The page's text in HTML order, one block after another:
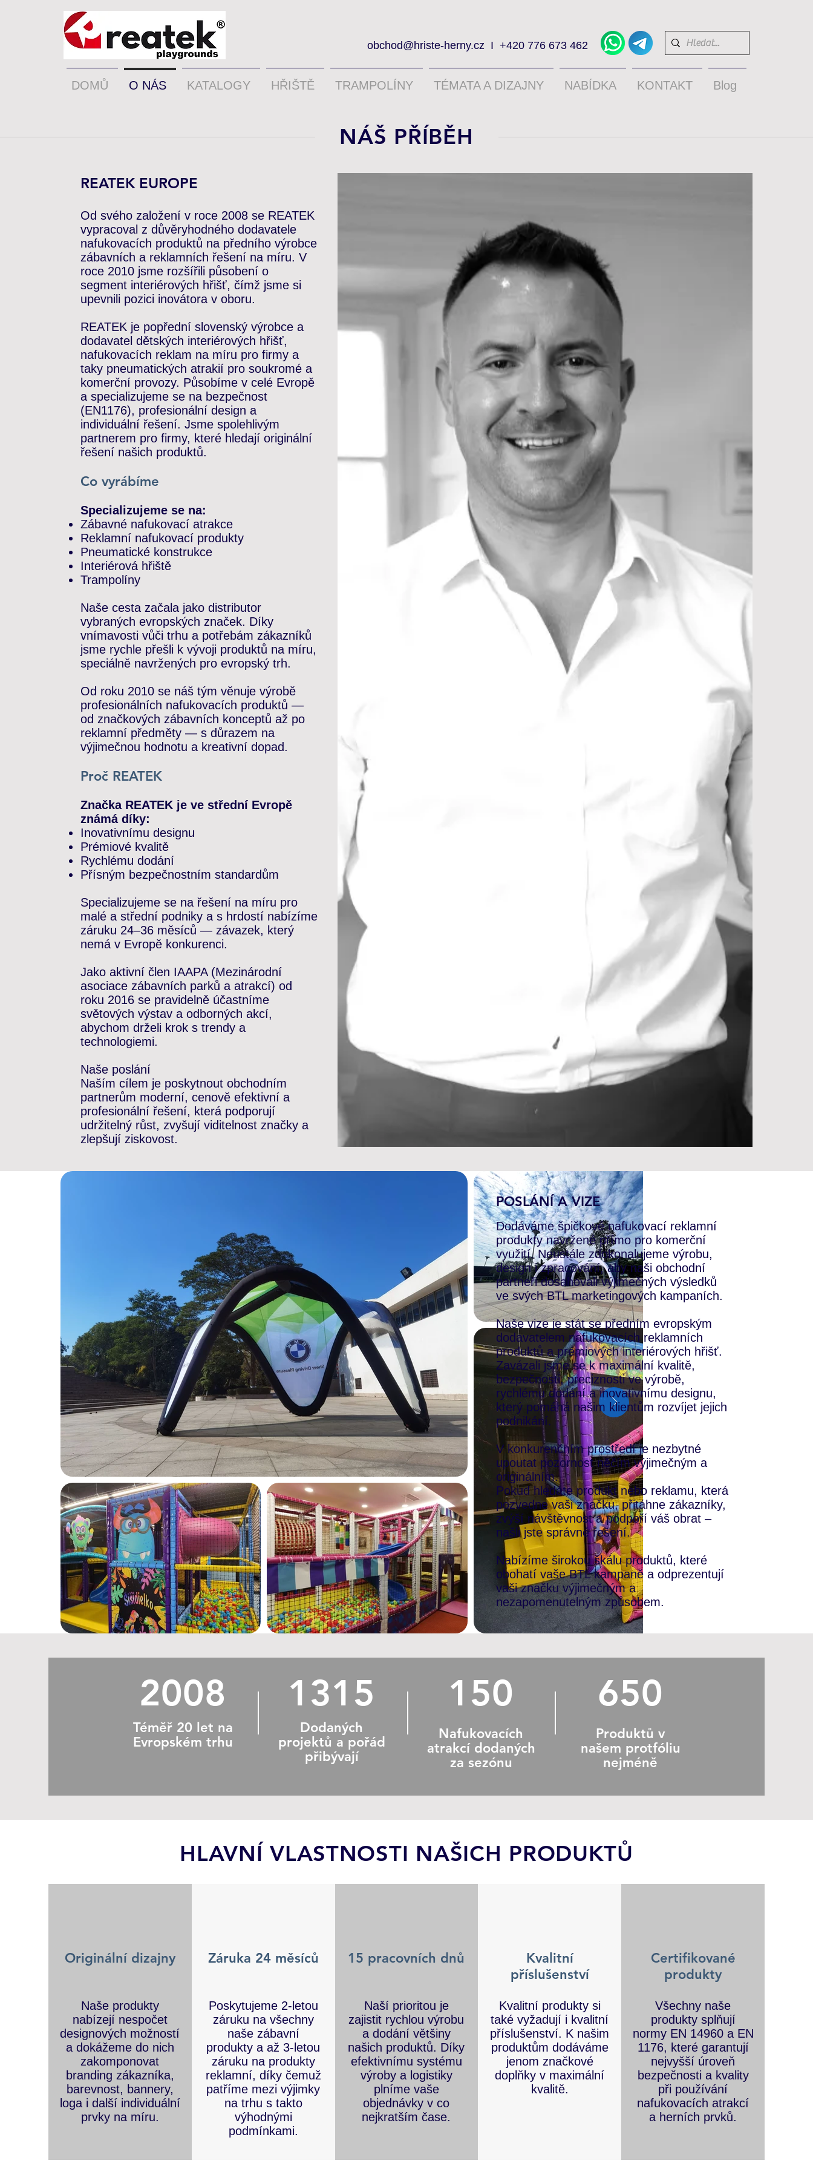
obchod@hriste-herny.cz I +420 776 673 462
DOMŮ O NÁS KATALOGY HŘIŠTĚ TRAMPOLÍNY TÉMATA A DIZAJNY NABÍDKA KONTAKT Blog
NÁŠ PŘÍBĚH
REATEK EUROPE
Od svého založení v roce 2008 se REATEK
vypracoval z důvěryhodného dodavatele
nafukovacích produktů na předního výrobce
zábavních a reklamních řešení na míru. V
roce 2010 jsme rozšířili působení o
segment interiérových hřišť, čímž jsme si
upevnili pozici inovátora v oboru.
REATEK je popřední slovenský výrobce a
dodavatel dětských interiérových hřišť,
nafukovacích reklam na míru pro firmy a
taky pneumatických atrakií pro soukromé a
komerční provozy. Působíme v celé Evropě
a specializujeme se na bezpečnost
(EN1176), profesionální design a
individuální řešení. Jsme spolehlivým
partnerem pro firmy, které hledají originální
řešení našich produktů.
Co vyrábíme
Specializujeme se na:
Zábavné nafukovací atrakce
Reklamní nafukovací produkty
Pneumatické konstrukce
Interiérová hřiště
Trampolíny
Naše cesta začala jako distributor
vybraných evropských značek. Díky
vnímavosti vůči trhu a potřebám zákazníků
jsme rychle přešli k vývoji produktů na míru,
speciálně navržených pro evropský trh.
Od roku 2010 se náš tým věnuje výrobě
profesionálních nafukovacích produktů —
od značkových zábavních konceptů až po
reklamní předměty — s důrazem na
výjimečnou hodnotu a kreativní dopad.
Proč REATEK
Značka REATEK je ve střední Evropě
známá díky:
Inovativnímu designu
Prémiové kvalitě
Rychlému dodání
Přísným bezpečnostním standardům
Specializujeme se na řešení na míru pro
malé a střední podniky a s hrdostí nabízíme
záruku 24–36 měsíců — závazek, který
nemá v Evropě konkurenci.
Jako aktivní člen IAAPA (Mezinárodní
asociace zábavních parků a atrakcí) od
roku 2016 se pravidelně účastníme
světových výstav a odborných akcí,
abychom drželi krok s trendy a
technologiemi.
Naše poslání
Naším cílem je poskytnout obchodním
partnerům moderní, cenově efektivní a
profesionální řešení, která podporují
udržitelný růst, zvyšují viditelnost značky a
zlepšují ziskovost.
POSLÁNÍ A VIZE
Dodáváme špičkové nafukovací reklamní
produkty navržené přímo pro komerční
využití. Neustále zdokonalujeme výrobu,
design i zpracování, aby naši obchodní
partneři dosahovali výjimečných výsledků
ve svých BTL marketingových kampaních.​
Naše vize je stát se předním evropským
dodavatelem nafukovacích reklamních
produktů a prémiových interiérových hřišť.
Zavázali jsme se k maximální kvalitě,
bezpečnosti, preciznosti ve výrobě,
rychlému dodání a inovativnímu designu,
který pomáhá našim klientům rozvíjet jejich
podnikání.​
V konkurenčním prostředí je nezbytné
upoutat pozornost něčím výjimečným a
originálním.
Pokud hledáte produkt nebo reklamu, která
pozvedne vaši značku, přitáhne zákazníky,
zvýší návštěvnost a podpoří váš obrat –
našli jste správné řešení.​
Nabízíme širokou škálu produktů, které
obohatí vaše BTL kampaně a odprezentují
vaši značku výjimečným a
nezapomenutelným způsobem.
2008
Téměř 20 let na
Evropském trhu
1315
Dodaných
projektů a pořád
přibývají
150
Nafukovacích
atrakcí dodaných
za sezónu
650
Produktů v
našem protfóliu
nejméně
HLAVNÍ VLASTNOSTI NAŠICH PRODUKTŮ
Originální dizajny
Naše produkty
nabízejí nespočet
designových možností
a dokážeme do nich
zakomponovat
branding zákazníka,
barevnost, bannery,
loga i další individuální
prvky na míru.
Záruka 24 měsíců
Poskytujeme 2-letou
záruku na všechny
naše zábavní
produkty a až 3-letou
záruku na produkty
reklamní, díky čemuž
patříme mezi výjimky
na trhu s takto
výhodnými
podmínkami.
15 pracovních dnů
Naší prioritou je
zajistit rychlou výrobu
a dodání většiny
našich produktů. Díky
efektivnímu systému
výroby a logistiky
plníme vaše
objednávky v co
nejkratším čase.
Kvalitní
příslušenství
Kvalitní produkty si
také vyžadují i kvalitní
příslušenství. K našim
produktům dodáváme
jenom značkové
doplňky v maximální
kvalitě.
Certifikované
produkty
Všechny naše
produkty splňují
normy EN 14960 a EN
1176, které garantují
nejvyšší úroveň
bezpečnosti a kvality
při používání
nafukovacích atrakcí
a herních prvků.